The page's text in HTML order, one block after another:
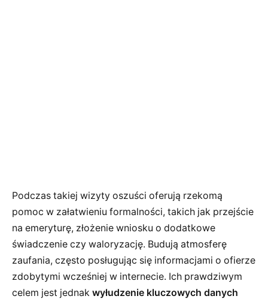
Podczas takiej wizyty oszuści oferują rzekomą
pomoc w załatwieniu formalności, takich jak przejście
na emeryturę, złożenie wniosku o dodatkowe
świadczenie czy waloryzację. Budują atmosferę
zaufania, często posługując się informacjami o ofierze
zdobytymi wcześniej w internecie. Ich prawdziwym
celem jest jednak wyłudzenie kluczowych danych